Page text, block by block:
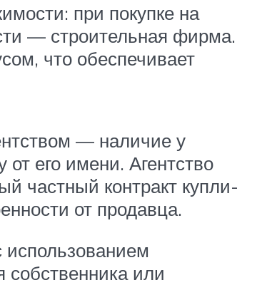
при покупке на
— строительная фирма.
что обеспечивает
— наличие у
его имени. Агентство
частный контракт купли-
от продавца.
использованием
собственника или